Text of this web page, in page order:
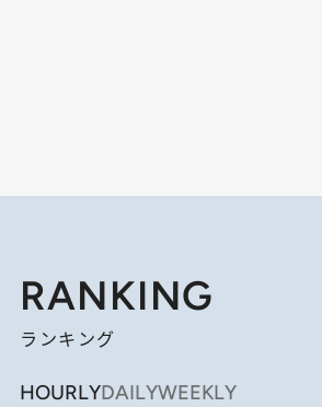
RANKING
ランキング
HOURLYDAILYWEEKLY